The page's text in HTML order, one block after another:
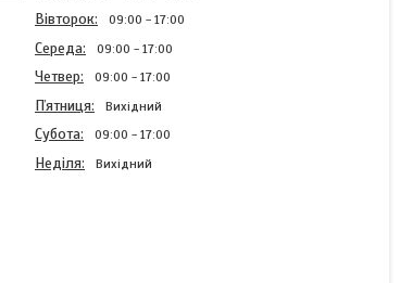
Вівторок 09:00 17:00
Середа 09:00 17:00
Четвер 09:00 17:00
Пʼятниця Вихідний
Субота 09:00 17:00
Неділя Вихідний